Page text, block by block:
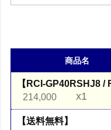
商品名
【RCI-GP40RSHJ8 /
214,000
x1
【送料無料】